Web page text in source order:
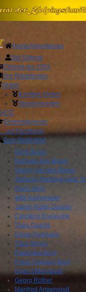
HomeAllgemeines
Der Elferrat
Chronik bis 2003
Die Präsidenten
Orden
Komitee-Orden
Sessionsorden
HCE
Ehrenmitglieder
... auf Facebook
Zum Gedenken
Erich Evers
Kurt van den Boom
Henny van den Boom
Stefanie Henning (geb.
Hans Stein
Willi Kampmeier
Jakob (Köbi) Daams
Clemens Roelevink
Thea Daams
Edgar Pollmann
Theo Meyer
Franziska Berg
Franz (Zappel) Berg
Egon Mittelstaedt
Georg Röther
Manfred Angenendt